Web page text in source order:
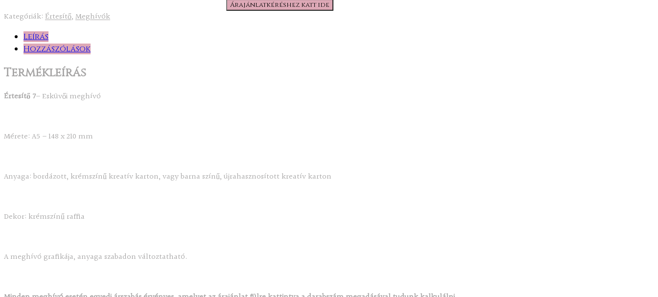
Árajánlatkéréshez katt ide
Kategóriák: Értesítő, Meghívók
Leírás
Hozzászólások
Termékleírás
Értesítő 7– Esküvői meghívó
Mérete: A5 – 148 x 210 mm
Anyaga: bordázott, krémszínű kreatív karton, vagy barna színű, újrahasznosított kreatív karton
Dekor: krémszínű raffia
A meghívó grafikája, anyaga szabadon változtatható.